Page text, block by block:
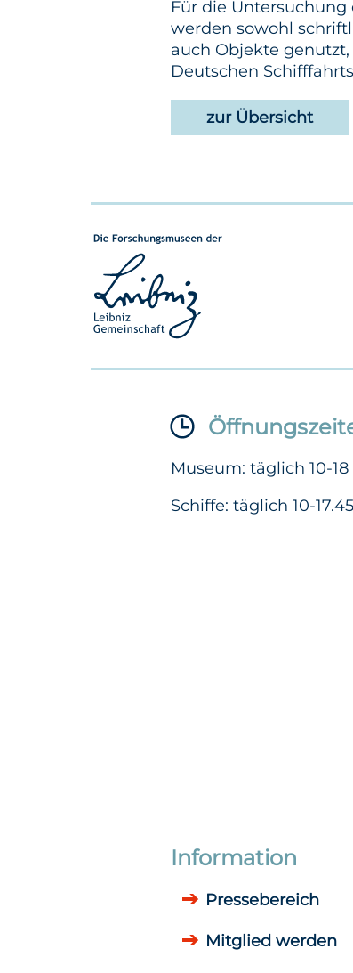
Für die Untersuchung
werden sowohl
auch Objekte
Deutschen
zur Übersicht
Museum: täglich 10-
Schiffe: täglich 10-
Information
Pressebereich
Mitglied werden